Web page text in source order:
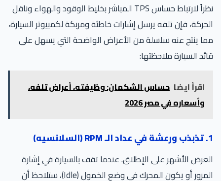
نظراً لارتباط حساس TPS المباشر بخليط الوقود والهواء وناقل
الحركة، فإن تلفه يرسل إشارات خاطئة ومربكة لكمبيوتر السيارة،
مما ينتج عنه سلسلة من الأعراض الواضحة التي يسهل على
قائد السيارة ملاحظتها:
اقرأ ايضا حساس الشكمان: وظيفته، أعراض تلفه،
وأسعاره في مصر 2026
1. تذبذب ورعشة في عداد الـ RPM (السلانسيه)
العرض الأشهر على الإطلاق. عندما تقف بالسيارة في إشارة
المرور أو يكون المحرك في وضع الخمول (Idle)، ستلاحظ أن